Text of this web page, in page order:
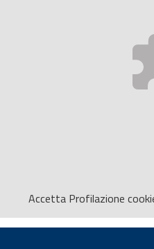
Accetta Profilazione